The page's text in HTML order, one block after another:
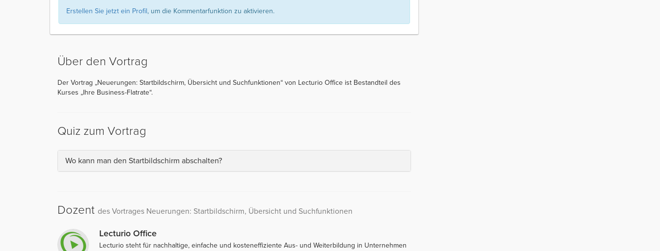
Erstellen Sie jetzt ein Profil, um die Kommentarfunktion zu aktivieren.
Über den Vortrag
Der Vortrag „Neuerungen: Startbildschirm, Übersicht und Suchfunktionen“ von Lecturio Office ist Bestandteil des
Kurses „Ihre Business-Flatrate“.
Quiz zum Vortrag
Wo kann man den Startbildschirm abschalten?
Dozent des Vortrages Neuerungen: Startbildschirm, Übersicht und Suchfunktionen
Lecturio Office
Lecturio steht für nachhaltige, einfache und kosteneffiziente Aus- und Weiterbildung in Unternehmen